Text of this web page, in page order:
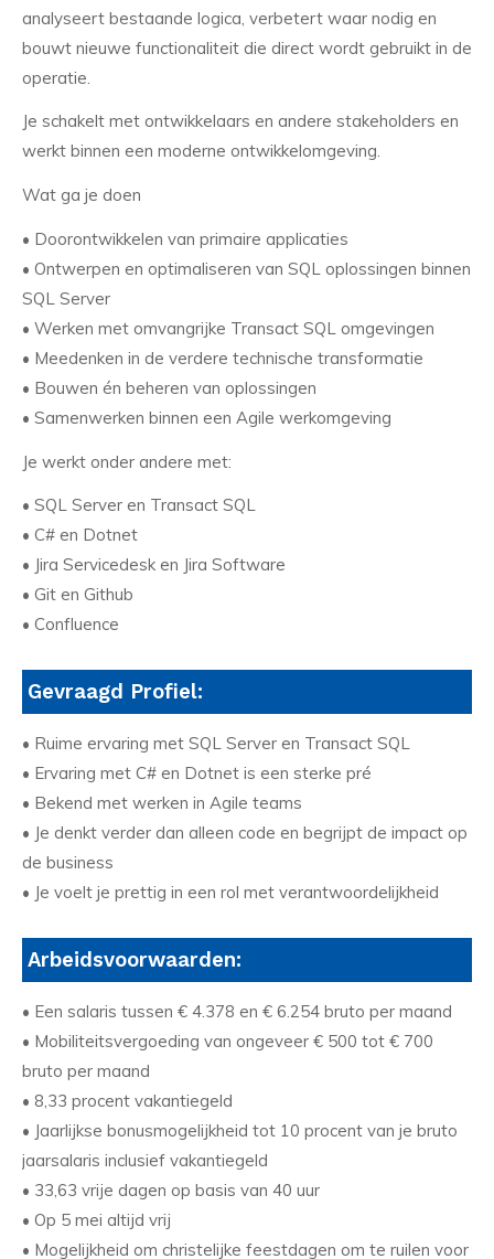
analyseert bestaande logica, verbetert waar nodig en
bouwt nieuwe functionaliteit die direct wordt gebruikt in de
operatie.
Je schakelt met ontwikkelaars en andere stakeholders en
werkt binnen een moderne ontwikkelomgeving.
Wat ga je doen
• Doorontwikkelen van primaire applicaties
• Ontwerpen en optimaliseren van SQL oplossingen binnen
SQL Server
• Werken met omvangrijke Transact SQL omgevingen
• Meedenken in de verdere technische transformatie
• Bouwen én beheren van oplossingen
• Samenwerken binnen een Agile werkomgeving
Je werkt onder andere met:
• SQL Server en Transact SQL
• C# en Dotnet
• Jira Servicedesk en Jira Software
• Git en Github
• Confluence
Gevraagd Profiel:
• Ruime ervaring met SQL Server en Transact SQL
• Ervaring met C# en Dotnet is een sterke pré
• Bekend met werken in Agile teams
• Je denkt verder dan alleen code en begrijpt de impact op
de business
• Je voelt je prettig in een rol met verantwoordelijkheid
Arbeidsvoorwaarden:
• Een salaris tussen € 4.378 en € 6.254 bruto per maand
• Mobiliteitsvergoeding van ongeveer € 500 tot € 700
bruto per maand
• 8,33 procent vakantiegeld
• Jaarlijkse bonusmogelijkheid tot 10 procent van je bruto
jaarsalaris inclusief vakantiegeld
• 33,63 vrije dagen op basis van 40 uur
• Op 5 mei altijd vrij
• Mogelijkheid om christelijke feestdagen om te ruilen voor